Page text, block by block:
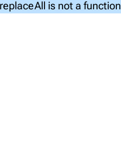
is not a function